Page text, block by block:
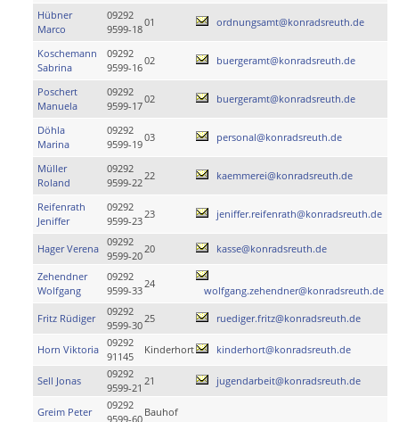
Hübner
Marco
09292
9599-18
01 ordnungsamt@konradsreuth.de
Koschemann
Sabrina
09292
9599-16
02 buergeramt@konradsreuth.de
Poschert
Manuela
09292
9599-17
02 buergeramt@konradsreuth.de
Döhla
Marina
09292
9599-19
03 personal@konradsreuth.de
Müller
Roland
09292
9599-22
22 kaemmerei@konradsreuth.de
Reifenrath
Jeniffer
09292
9599-23
23 jeniffer.reifenrath@konradsreuth.de
Hager Verena
09292
9599-20
20 kasse@konradsreuth.de
Zehendner
Wolfgang
09292
9599-33
24
wolfgang.zehendner@konradsreuth.de
Fritz Rüdiger
09292
9599-30
25 ruediger.fritz@konradsreuth.de
Horn Viktoria
09292
91145
Kinderhort kinderhort@konradsreuth.de
Sell Jonas
09292
9599-21
21 jugendarbeit@konradsreuth.de
Greim Peter
09292
9599-60
Bauhof